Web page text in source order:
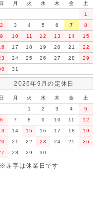
日 月 火 水 木 金
土
1
2
3 4 5 6 7
8
9
10 11 12 13 14
15
17 18 19 20 21
22
24 25 26 27 28
29
31
2026年9月の定休日
日 月 火 水 木 金
土
1
2 3 4
5
6
7 8 9 10 11
12
14 15 16 17 18
19
21 22 23 24 25
26
28 29 30
※赤字は休業日です